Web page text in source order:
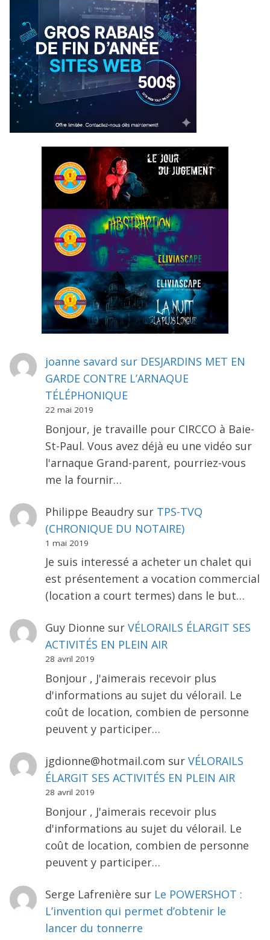
joanne savard sur DESJARDINS MET EN
GARDE CONTRE L’ARNAQUE
TÉLÉPHONIQUE
22 mai 2019
Bonjour, je travaille pour CIRCCO à Baie-
St-Paul. Vous avez déjà eu une vidéo sur
l'arnaque Grand-parent, pourriez-vous
me la fournir…
Philippe Beaudrysur TPS-TVQ
(CHRONIQUE DU NOTAIRE)
1 mai 2019
Je suis interessé a acheter un chalet qui
est présentement a vocation commercial
(location a court termes) dans le but…
Guy Dionne sur VÉLORAILS ÉLARGIT SES
ACTIVITÉS EN PLEIN AIR
28 avril 2019
Bonjour , J'aimerais recevoir plus
d'informations au sujet du vélorail. Le
coût de location, combien de personne
peuvent y participer…
jgdionne@hotmail.com sur VÉLORAILS
ÉLARGIT SES ACTIVITÉS EN PLEIN AIR
28 avril 2019
Bonjour , J'aimerais recevoir plus
d'informations au sujet du vélorail. Le
coût de location, combien de personne
peuvent y participer…
Serge Lafrenière sur Le POWERSHOT :
L’invention qui permet d’obtenir le
lancer du tonnerre